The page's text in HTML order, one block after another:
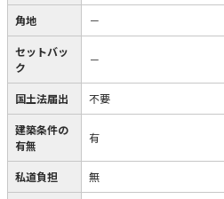
角地 －
セットバッ
ク
－
国土法届出 不要
建築条件の
有無
有
私道負担 無